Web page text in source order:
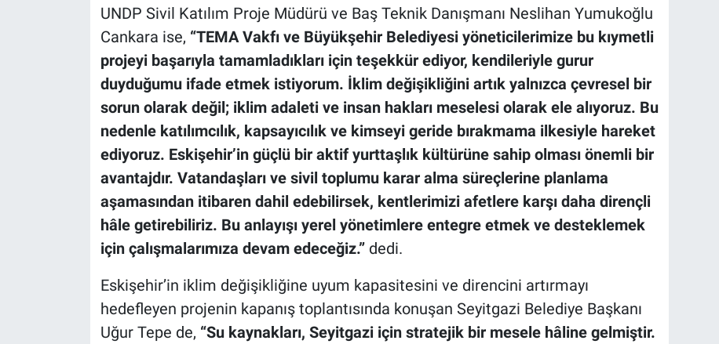
UNDP Sivil Katılım Proje Müdürü ve Baş Teknik Danışmanı Neslihan Yumukoğlu
Cankara ise, “TEMA Vakfı ve Büyükşehir Belediyesi yöneticilerimize bu kıymetli
projeyi başarıyla tamamladıkları için teşekkür ediyor, kendileriyle gurur
duyduğumu ifade etmek istiyorum. İklim değişikliğini artık yalnızca çevresel bir
sorun olarak değil; iklim adaleti ve insan hakları meselesi olarak ele alıyoruz. Bu
nedenle katılımcılık, kapsayıcılık ve kimseyi geride bırakmama ilkesiyle hareket
ediyoruz. Eskişehir’in güçlü bir aktif yurttaşlık kültürüne sahip olması önemli bir
avantajdır. Vatandaşları ve sivil toplumu karar alma süreçlerine planlama
aşamasından itibaren dahil edebilirsek, kentlerimizi afetlere karşı daha dirençli
hâle getirebiliriz. Bu anlayışı yerel yönetimlere entegre etmek ve desteklemek
için çalışmalarımıza devam edeceğiz.”dedi.
Eskişehir’in iklim değişikliğine uyum kapasitesini ve direncini artırmayı
hedefleyen projenin kapanış toplantısında konuşan Seyitgazi Belediye Başkanı
Uğur Tepe de, “Su kaynakları, Seyitgazi için stratejik bir mesele hâline gelmiştir.